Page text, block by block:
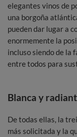
elegantes vinos de
una borgoña
pueden dar lugar a
enormemente la
incluso siendo de la
entre todos para
Blanca y
De todas ellas, la
más solicitada y la